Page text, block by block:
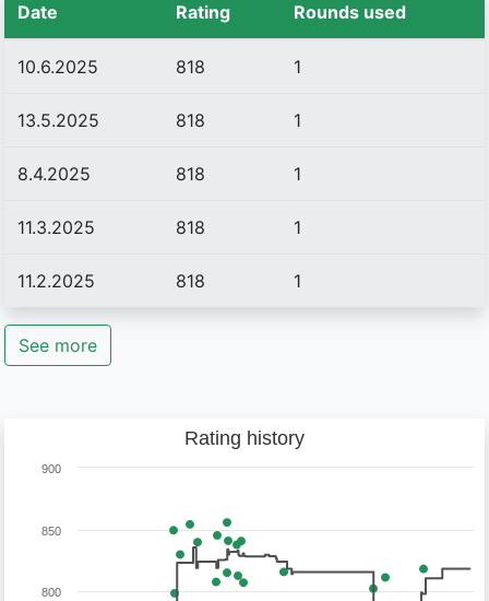
Date Rating Rounds used
10.6.2025 818 1
13.5.2025 818 1
8.4.2025 818 1
11.3.2025 818 1
11.2.2025 818 1
See more
Rating history
800
850
900